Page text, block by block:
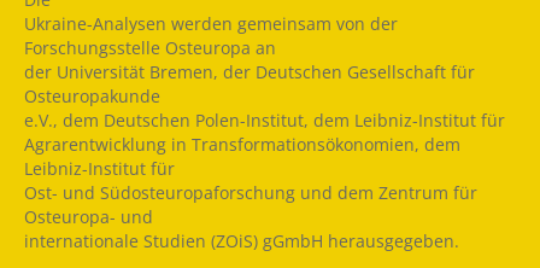
Ukraine-Analysen werden gemeinsam von der
Forschungsstelle Osteuropa an
der Universität Bremen, der Deutschen Gesellschaft für
Osteuropakunde
e.V., dem Deutschen Polen-Institut, dem Leibniz-Institut für
Agrarentwicklung in Transformationsökonomien, dem
Leibniz-Institut für
Ost- und Südosteuropaforschung und dem Zentrum für
Osteuropa- und
internationale Studien (ZOiS) gGmbH herausgegeben.